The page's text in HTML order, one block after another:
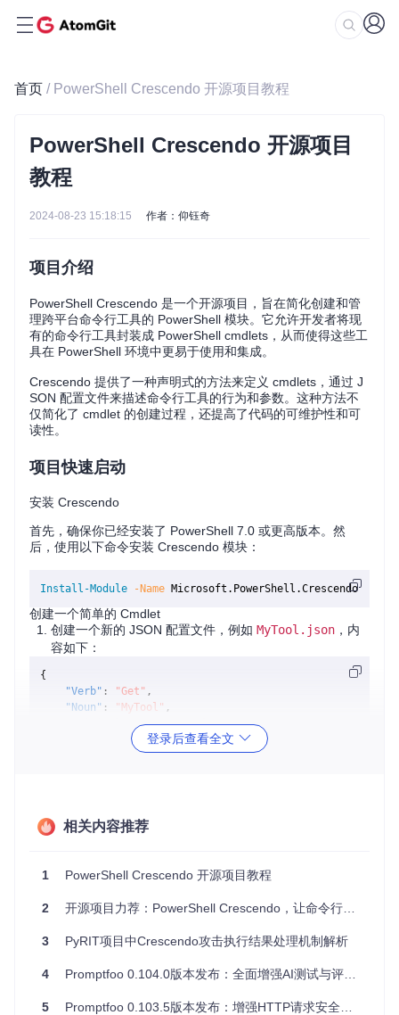
首页 / PowerShell Crescendo 开源项目教程
PowerShell Crescendo 开源项目
教程
2024-08-23 15:18:15 作者：仰钰奇
项目介绍
PowerShell Crescendo 是一个开源项目，旨在简化创建和管
理跨平台命令行工具的 PowerShell 模块。它允许开发者将现
有的命令行工具封装成 PowerShell cmdlets，从而使得这些工
具在 PowerShell 环境中更易于使用和集成。
Crescendo 提供了一种声明式的方法来定义 cmdlets，通过 J
SON 配置文件来描述命令行工具的行为和参数。这种方法不
仅简化了 cmdlet 的创建过程，还提高了代码的可维护性和可
读性。
项目快速启动
安装 Crescendo
首先，确保你已经安装了 PowerShell 7.0 或更高版本。然
后，使用以下命令安装 Crescendo 模块：
Install-Module -Name
创建一个简单的 Cmdlet
创建一个新的 JSON 配置文件，例如 MyTool.json ，内
容如下：
{
"Verb" : "Get" ,
"Noun" : "MyTool" ,
"OriginalName": "mytool",
"Parameters"
[
"Mandatory"
}
}
导入生成的模块并使用新创建的 cmdlet：
Import-Module
登录后查看全文
相关内容推荐
1 PowerShell Crescendo 开源项目教程
2 开源项目力荐：PowerShell Crescendo，让命令行工具焕发新生！
3 PyRIT项目中Crescendo攻击执行结果处理机制解析
4 Promptfoo 0.104.0版本发布：全面增强AI测试与评估能力
5 Promptfoo 0.103.5版本发布：增强HTTP请求安全性与测试功能优化